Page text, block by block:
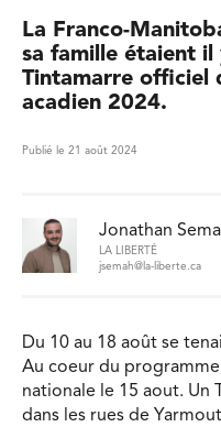
La Franco-
sa famille étaient il
Tintamarre officiel
acadien 2024.
Publié le 21 août 2024
Jonathan
LA LIBERTÉ
jsemah@la-liberte.ca
Du 10 au 18 août se
Au coeur du
nationale le 15 aout. Un
dans les rues de